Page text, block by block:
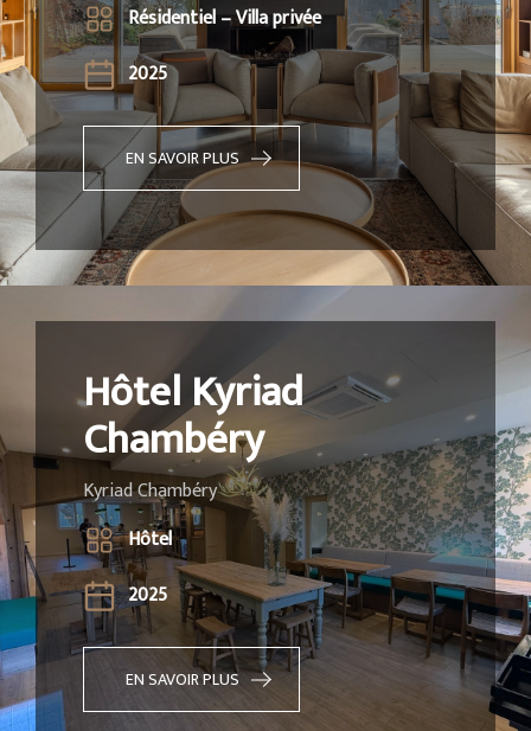
Résidentiel – Villa privée
2025
EN SAVOIR PLUS
Hôtel Kyriad
Chambéry
Kyriad Chambéry
Hôtel
2025
EN SAVOIR PLUS